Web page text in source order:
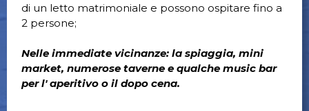
di un letto matrimoniale e possono ospitare fino a
2 persone;
Nelle immediate vicinanze: la spiaggia, mini
market, numerose taverne e qualche music bar
per l' aperitivo o il dopo cena.